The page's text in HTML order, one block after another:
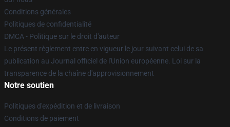
Conditions générales
Politiques de confidentialité
DMCA - Politique sur le droit d'auteur
Le présent règlement entre en vigueur le jour suivant celui de sa
publication au Journal officiel de l'Union européenne. Loi sur la
transparence de la chaîne d'approvisionnement
Notre soutien
Politiques d'expédition et de livraison
Conditions de paiement